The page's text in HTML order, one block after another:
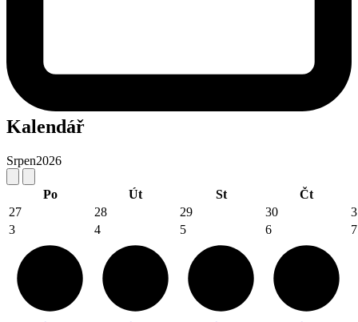
Kalendář
Srpen2026
Po Út St
Čt
27
28 29 30
3
4 5 6 7